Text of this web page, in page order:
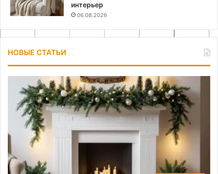
интерьер
06.08.2026
НОВЫЕ СТАТЬИ